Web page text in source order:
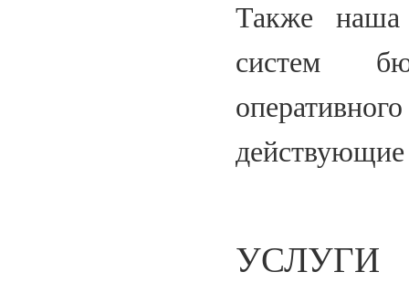
Также наша
систем
действующие
УСЛУГИ